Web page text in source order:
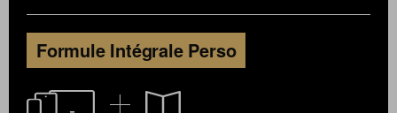
Formule Intégrale Perso